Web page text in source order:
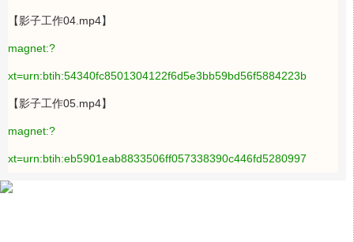
【影子工作04.mp4】
magnet:?
xt=urn:btih:54340fc8501304122f6d5e3bb59bd56f5884223b
【影子工作05.mp4】
magnet:?
xt=urn:btih:eb5901eab8833506ff057338390c446fd5280997